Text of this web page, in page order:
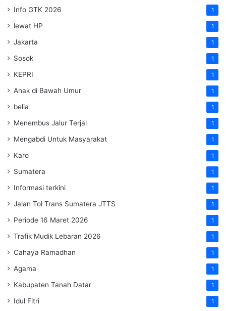
Info GTK 2026 1
lewat HP 1
Jakarta 1
Sosok 1
KEPRI 1
Anak di Bawah Umur 1
belia 1
Menembus Jalur Terjal 1
Mengabdi Untuk Masyarakat 1
Karo 1
Sumatera 1
Informasi terkini 1
Jalan Tol Trans Sumatera JTTS 1
Periode 16 Maret 2026 1
Trafik Mudik Lebaran 2026 1
Cahaya Ramadhan 1
Agama 1
Kabupaten Tanah Datar 1
Idul Fitri 1